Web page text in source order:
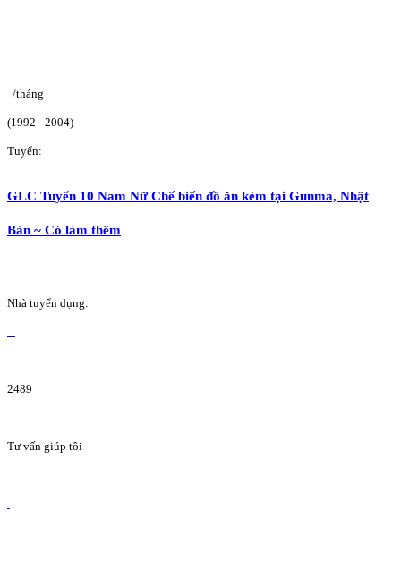
/tháng
(1992 - 2004)
Tuyển:
GLC Tuyển 10 Nam Nữ Chế biến đồ ăn kèm tại Gunma, Nhật
Bản ~ Có làm thêm
Nhà tuyển dụng:
2489
Tư vấn giúp tôi